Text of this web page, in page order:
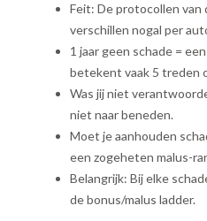
Feit: De protocollen
verschillen nogal per
1 jaar geen schade =
betekent vaak 5 treden
Was jij niet
niet naar beneden.
Moet je aanhouden
een zogeheten malus-
Belangrijk: Bij elke
de bonus/malus ladder.